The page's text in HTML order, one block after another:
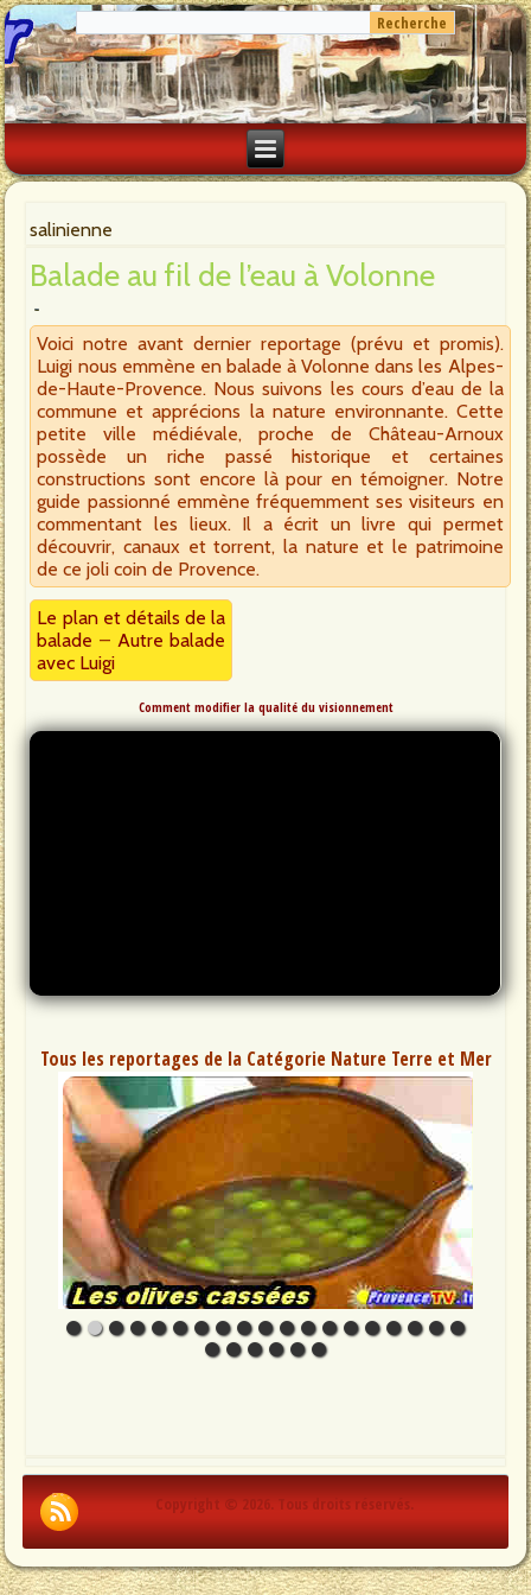
salinienne
Balade au fil de l’eau à Volonne
Voici notre avant dernier reportage (prévu et promis).
Luigi nous emmène en balade à Volonne dans les Alpes-
de-Haute-Provence. Nous suivons les cours d’eau de la
commune et apprécions la nature environnante. Cette
petite ville médiévale, proche de Château-Arnoux
possède un riche passé historique et certaines
constructions sont encore là pour en témoigner. Notre
guide passionné emmène fréquemment ses visiteurs en
commentant les lieux. Il a écrit un livre qui permet
découvrir, canaux et torrent, la nature et le patrimoine
de ce joli coin de Provence.
Le plan et détails de la
balade – Autre balade
avec Luigi
Comment modifier la qualité du visionnement
Tous les reportages de la Catégorie Nature Terre et Mer
Copyright © 2026. Tous droits réservés.
.